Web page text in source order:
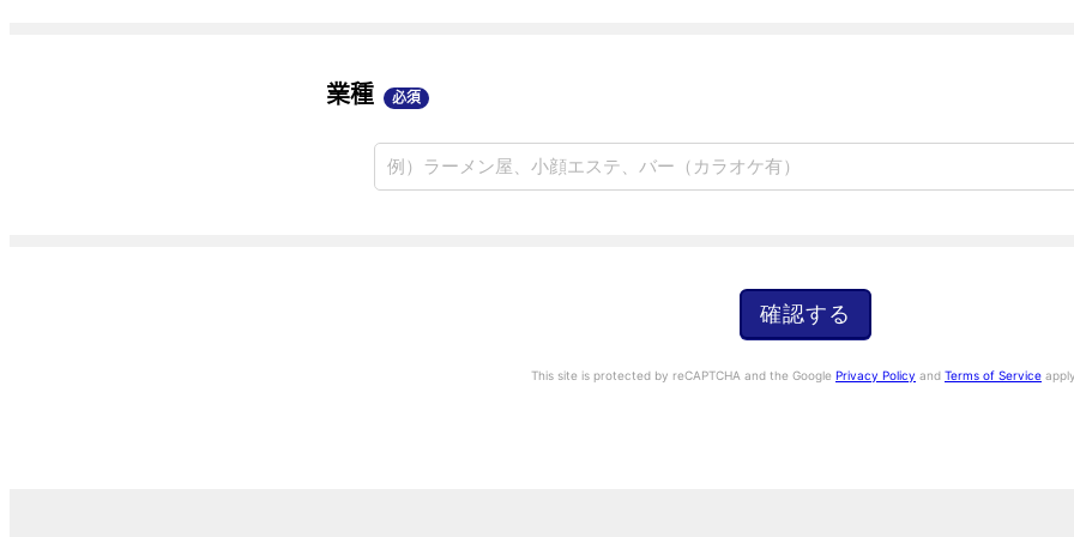
業種 必須
確認する
This site is protected by reCAPTCHA and the Google Privacy Policy and Terms of Service